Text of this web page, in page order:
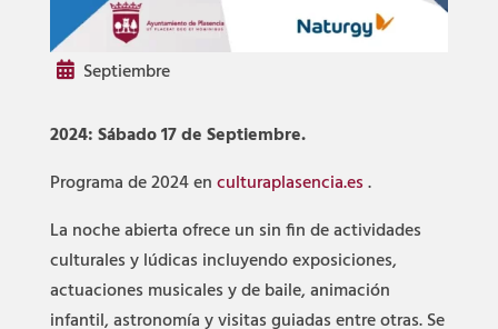
Septiembre
2024: Sábado 17 de Septiembre.
Programa de 2024 enculturaplasencia.es.
La noche abierta ofrece un sin fin de actividades
culturales y lúdicas incluyendo exposiciones,
actuaciones musicales y de baile, animación
infantil, astronomía y visitas guiadas entre otras. Se